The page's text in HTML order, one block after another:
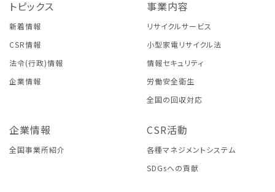
トピックス
新着情報
CSR情報
法令(行政)情報
企業情報
事業内容
リサイクルサービス
小型家電リサイクル法
情報セキュリティ
労働安全衛生
全国の回収対応
企業情報
全国事業所紹介
CSR活動
各種マネジメントシステム
SDGsへの貢献